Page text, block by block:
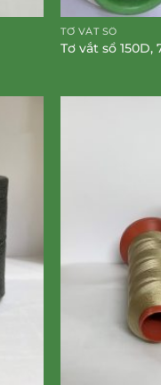
TƠ VẮT SỔ
Tơ vắt sổ 150D,